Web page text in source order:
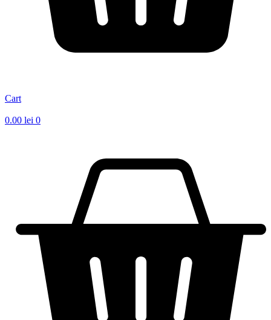
Cart
0.00 lei 0